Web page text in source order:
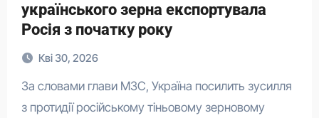
українського зерна експортувала
Росія з початку року
Кві 30, 2026
За словами глави МЗС, Україна посилить зусилля
з протидії російському тіньовому зерновому